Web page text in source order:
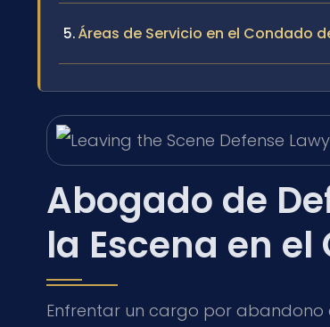
Áreas de Servicio en el Condado
Abogado de
la Escena en
Enfrentar un cargo por abandono